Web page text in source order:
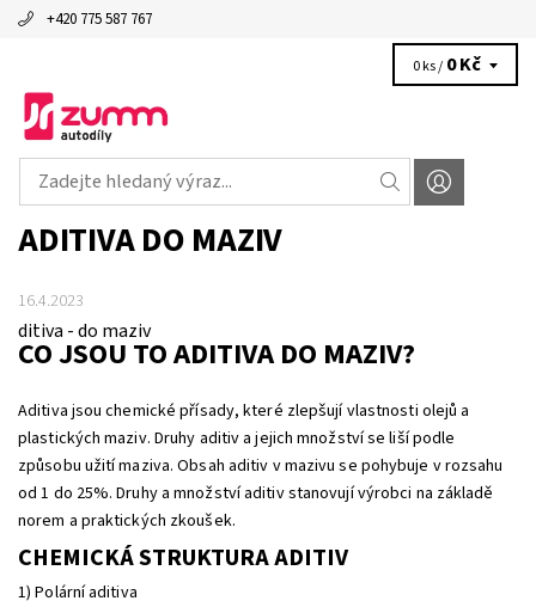
+420 775 587 767
0 ks / 0 Kč
ADITIVA DO MAZIV
16.4.2023
ditiva - do maziv
CO JSOU TO ADITIVA DO MAZIV?
Aditiva jsou chemické přísady, které zlepšují vlastnosti olejů a
plastických maziv. Druhy aditiv a jejich množství se liší podle
způsobu užití maziva. Obsah aditiv v mazivu se pohybuje v rozsahu
od 1 do 25%. Druhy a množství aditiv stanovují výrobci na základě
norem a praktických zkoušek.
CHEMICKÁ STRUKTURA ADITIV
1) Polární aditiva